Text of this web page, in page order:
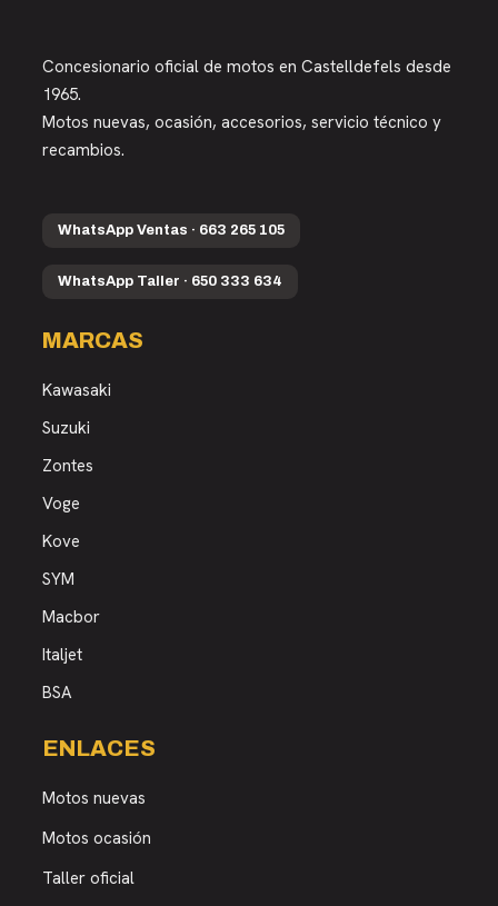
Concesionario oficial de motos en Castelldefels desde
1965.
Motos nuevas, ocasión, accesorios, servicio técnico y
recambios.
WhatsApp Ventas · 663 265 105
WhatsApp Taller · 650 333 634
MARCAS
Kawasaki
Suzuki
Zontes
Voge
Kove
SYM
Macbor
Italjet
BSA
ENLACES
Motos nuevas
Motos ocasión
Taller oficial